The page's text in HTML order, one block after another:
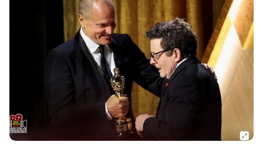
ف
ی
س
ی